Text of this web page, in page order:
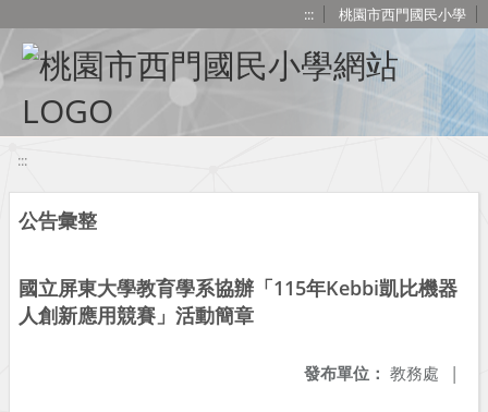
::: 桃園市西門國民小學
:::
公告彙整
國立屏東大學教育學系協辦「115年Kebbi凱比機器
人創新應用競賽」活動簡章
發布單位： 教務處 |